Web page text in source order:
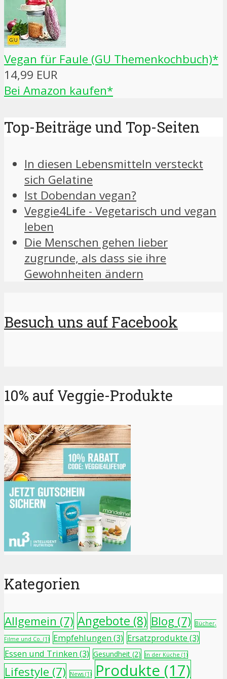
Vegan für Faule (GU Themenkochbuch)*
14,99 EUR
Bei Amazon kaufen*
Top-Beiträge und Top-Seiten
In diesen Lebensmitteln versteckt
sich Gelatine
Ist Dobendan vegan?
Veggie4Life - Vegetarisch und vegan
leben
Die Menschen gehen lieber
zugrunde, als dass sie ihre
Gewohnheiten ändern
Besuch uns auf Facebook
10% auf Veggie-Produkte
Kategorien
Allgemein (7) Angebote (8) Blog (7) Bücher,
Filme und Co. (1) Empfehlungen(3) Ersatzprodukte (3)
Essen und Trinken(3) Gesundheit (2) In der Küche (1)
Lifestyle (7) News (1) Produkte (17)